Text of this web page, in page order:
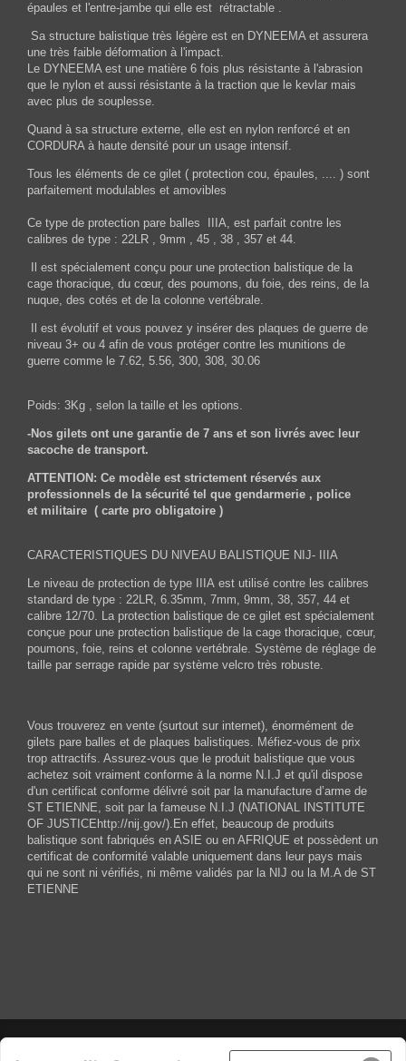
épaules et l'entre-jambe qui elle est rétractable .
Sa structure balistique très légère est en DYNEEMA et assurera
une très faible déformation à l'impact.
Le DYNEEMA est une matière 6 fois plus résistante à l'abrasion
que le nylon et aussi résistante à la traction que le kevlar mais
avec plus de souplesse.
Quand à sa structure externe, elle est en nylon renforcé et en
CORDURA à haute densité pour un usage intensif.
Tous les éléments de ce gilet ( protection cou, épaules, .... ) sont
parfaitement modulables et amovibles
Ce type de protection pare balles IIIA, est parfait contre les
calibres de type : 22LR , 9mm , 45 , 38 , 357 et 44.
Il est spécialement conçu pour une protection balistique de la
cage thoracique, du cœur, des poumons, du foie, des reins, de la
nuque, des cotés et de la colonne vertébrale.
Il est évolutif et vous pouvez y insérer des plaques de guerre de
niveau 3+ ou 4 afin de vous protéger contre les munitions de
guerre comme le 7.62, 5.56, 300, 308, 30.06
Poids: 3Kg , selon la taille et les options.
-Nos gilets ont une garantie de 7 ans et son livrés avec leur
sacoche de transport.
ATTENTION: Ce modèle est strictement réservés aux
professionnels de la sécurité tel que gendarmerie , police
et militaire ( carte pro obligatoire )
CARACTERISTIQUES DU NIVEAU BALISTIQUE NIJ- IIIA
Le niveau de protection de type IIIA est utilisé contre les calibres
standard de type : 22LR, 6.35mm, 7mm, 9mm, 38, 357, 44 et
calibre 12/70. La protection balistique de ce gilet est spécialement
conçue pour une protection balistique de la cage thoracique, cœur,
poumons, foie, reins et colonne vertébrale. Système de réglage de
taille par serrage rapide par système velcro très robuste.
Vous trouverez en vente (surtout sur internet), énormément de
gilets pare balles et de plaques balistiques. Méfiez-vous de prix
trop attractifs. Assurez-vous que le produit balistique que vous
achetez soit vraiment conforme à la norme N.I.J et qu'il dispose
d'un certificat conforme délivré soit par la manufacture d’arme de
ST ETIENNE, soit par la fameuse N.I.J (NATIONAL INSTITUTE
OF JUSTICEhttp://nij.gov/).En effet, beaucoup de produits
balistique sont fabriqués en ASIE ou en AFRIQUE et possèdent un
certificat de conformité valable uniquement dans leur pays mais
qui ne sont ni vérifiés, ni même validés par la NIJ ou la M.A de ST
ETIENNE